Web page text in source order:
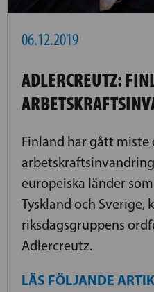
06.12.2019
ADLERCREUTZ:
Finland har gått
europeiska länder
Tyskland och Sverige,
riksdagsgruppens
Adlercreutz.
LÄS FÖLJANDE